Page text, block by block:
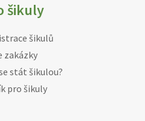
šikuly
šikulů
zakázky
stát šikulou?
pro šikuly